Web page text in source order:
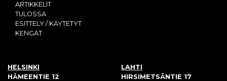
ARTIKKELIT
TULOSSA
ESITTELY / KÄYTETYT
KENGÄT
HELSINKI
HÄMEENTIE 12
LAHTI
HIRSIMETSÄNTIE 17